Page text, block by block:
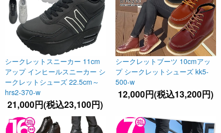
シークレットスニーカー 11cm
アップ インヒールスニーカー シ
ークレットシューズ 22.5cm～
hrs2-370-w
21,000円(税込23,100円)
シークレットブーツ 10cmアッ
プ シークレットシューズ kk5-
500-w
12,000円(税込13,200円)